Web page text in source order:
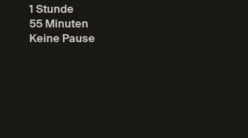
1 Stunde
55 Minuten
Keine Pause